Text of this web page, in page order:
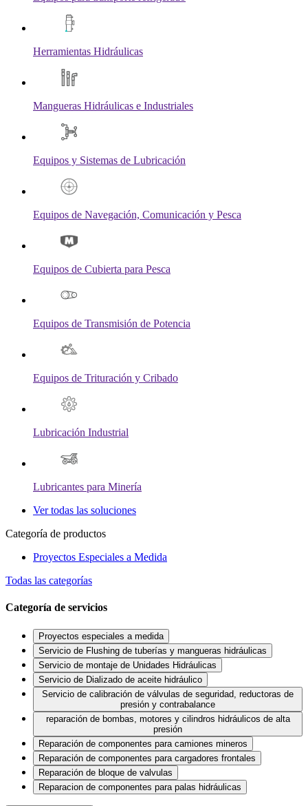
Herramientas Hidráulicas
Mangueras Hidráulicas e Industriales
Equipos y Sistemas de Lubricación
Equipos de Navegación, Comunicación y Pesca
Equipos de Cubierta para Pesca
Equipos de Transmisión de Potencia
Equipos de Trituración y Cribado
Lubricación Industrial
Lubricantes para Minería
Ver todas las soluciones
Categoría de productos
Proyectos Especiales a Medida
Todas las categorías
Categoría de servicios
Proyectos especiales a medida
Servicio de Flushing de tuberías y mangueras hidráulicas
Servicio de montaje de Unidades Hidráulicas
Servicio de Dializado de aceite hidráulico
Servicio de calibración de válvulas de seguridad, reductoras de
presión y contrabalance
reparación de bombas, motores y cilindros hidráulicos de alta
presión
Reparación de componentes para camiones mineros
Reparación de componentes para cargadores frontales
Reparación de bloque de valvulas
Reparacion de componentes para palas hidráulicas